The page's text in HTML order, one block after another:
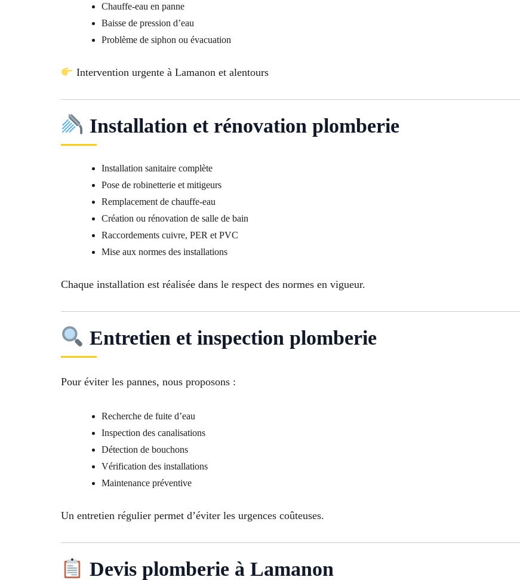
Chauffe-eau en panne
Baisse de pression d’eau
Problème de siphon ou évacuation
Intervention urgente à Lamanon et alentours
Installation et rénovation plomberie
Installation sanitaire complète
Pose de robinetterie et mitigeurs
Remplacement de chauffe-eau
Création ou rénovation de salle de bain
Raccordements cuivre, PER et PVC
Mise aux normes des installations
Chaque installation est réalisée dans le respect des normes en vigueur.
Entretien et inspection plomberie
Pour éviter les pannes, nous proposons :
Recherche de fuite d’eau
Inspection des canalisations
Détection de bouchons
Vérification des installations
Maintenance préventive
Un entretien régulier permet d’éviter les urgences coûteuses.
Devis plomberie à Lamanon